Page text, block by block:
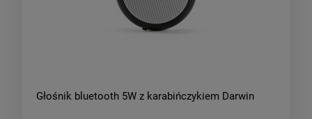
Głośnik bluetooth 5W z karabińczykiem Darwin